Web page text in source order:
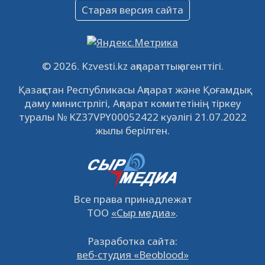
Объявление
09.12.2022
Свободные рабочие места
встречу с инвесторами в Кызылорде 22
ноября
21.11.2022 14952 0
© 2026. Kzvesti.kz ақпараттық агенттігі.
Қазақстан Республикасы Ақпарат және Қоғамдық
даму министрлігі, Ақпарат комитетінің тіркеу
туралы № KZ37VPY00052422 куәлігі 21.07.2022
жылы берілген.
Все права принадлежат
ТОО «Сыр медиа».
Старая версия сайта
Разработка сайта:
веб-студия «Beoblood»